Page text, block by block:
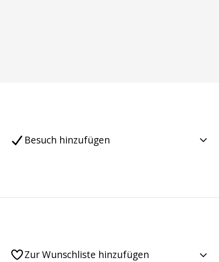
Besuch hinzufügen
Zur Wunschliste hinzufügen